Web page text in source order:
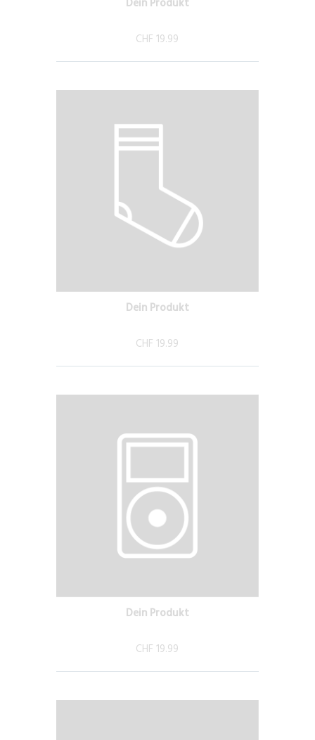
CHF 19.99
Dein Produkt
CHF 19.99
Dein Produkt
CHF 19.99